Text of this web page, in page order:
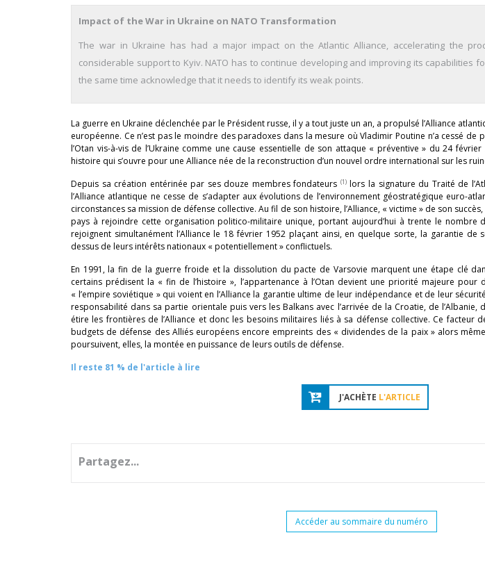
Impact of the War in Ukraine on NATO Transformation
The war in Ukraine has had a major impact on the Atlantic Alliance, accelerating the
considerable support to Kyiv. NATO has to continue developing and improving its capabilities
the same time acknowledge that it needs to identify its weak points.
La guerre en Ukraine déclenchée par le Président russe, il y a tout juste un an, a propulsé l’Alliance
européenne. Ce n’est pas le moindre des paradoxes dans la mesure où Vladimir Poutine n’a cessé
l’Otan vis-à-vis de l’Ukraine comme une cause essentielle de son attaque « préventive » du 24
histoire qui s’ouvre pour une Alliance née de la reconstruction d’un nouvel ordre international sur les
Depuis sa création entérinée par ses douze membres fondateurs (1)lors la signature du Traité de
l’Alliance atlantique ne cesse de s’adapter aux évolutions de l’environnement géostratégique euro-
circonstances sa mission de défense collective. Au fil de son histoire, l’Alliance, « victime » de son
pays à rejoindre cette organisation politico-militaire unique, portant aujourd’hui à trente le nombre
rejoignent simultanément l’Alliance le 18 février 1952 plaçant ainsi, en quelque sorte, la garantie de
dessus de leurs intérêts nationaux « potentiellement » conflictuels.
En 1991, la fin de la guerre froide et la dissolution du pacte de Varsovie marquent une étape clé
certains prédisent la « fin de l’histoire », l’appartenance à l’Otan devient une priorité majeure pour
« l’empire soviétique » qui voient en l’Alliance la garantie ultime de leur indépendance et de leur
responsabilité dans sa partie orientale puis vers les Balkans avec l’arrivée de la Croatie, de
étire les frontières de l’Alliance et donc les besoins militaires liés à sa défense collective. Ce facteur
budgets de défense des Alliés européens encore empreints des « dividendes de la paix » alors
poursuivent, elles, la montée en puissance de leurs outils de défense.
Il reste 81 % de l'article à lire
J'ACHÈTE L'ARTICLE
Partagez...
Accéder au sommaire du numéro